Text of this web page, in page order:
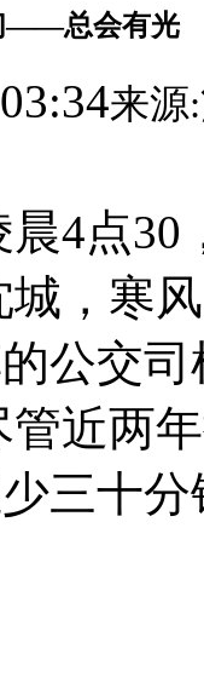
——总会有光
来源:
4点
，寒
公交
近两
三十